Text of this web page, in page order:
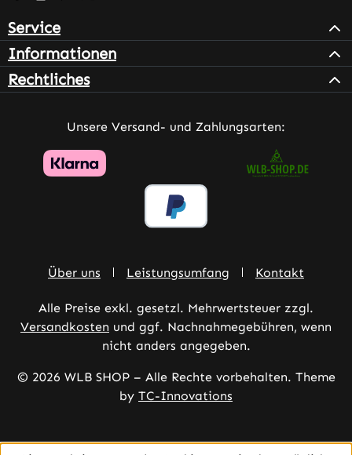
Service
Informationen
Rechtliches
Unsere Versand- und Zahlungsarten:
Über uns Leistungsumfang Kontakt
Alle Preise exkl. gesetzl. Mehrwertsteuer zzgl.
Versandkosten und ggf. Nachnahmegebühren, wenn
nicht anders angegeben.
© 2026 WLB SHOP – Alle Rechte vorbehalten. Theme
by TC-Innovations